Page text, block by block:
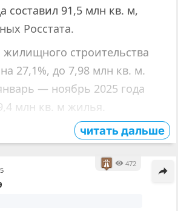
составил 91,5 млн кв. м,
Росстата.
строительства
27,1%, до 7,98 млн кв. м.
— ноябрь 2025 года
млн кв. м жилья.
читать дальше
472